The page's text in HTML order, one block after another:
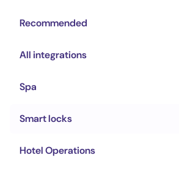
Recommended
All integrations
Spa
Smart locks
Hotel Operations